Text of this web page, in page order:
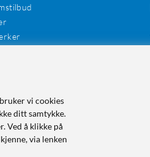
vi cookies
ditt samtykke.
Ved å klikke på
via lenken